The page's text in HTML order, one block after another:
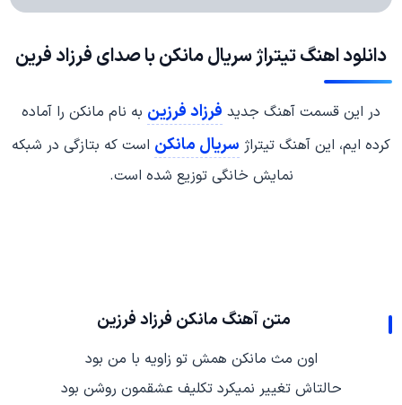
دانلود اهنگ تیتراژ سریال مانکن با صدای فرزاد فرین
در این قسمت آهنگ جدید فرزاد فرزین به نام مانکن را آماده
کرده ایم، این آهنگ تیتراژ سریال مانکن است که بتازگی در شبکه
نمایش خانگی توزیع شده است.
متن آهنگ مانکن فرزاد فرزین
اون مث مانکن همش تو زاویه با من بود
حالتاش تغییر نمیکرد تکلیف عشقمون روشن بود